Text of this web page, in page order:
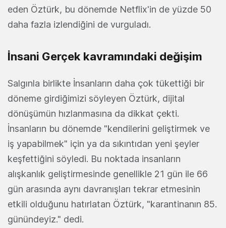
eden Öztürk, bu dönemde Netflix'in de yüzde 50
daha fazla izlendiğini de vurguladı.
İnsani Gerçek kavramındaki değişim
Salgınla birlikte İnsanların daha çok tükettiği bir
döneme girdiğimizi söyleyen Öztürk, dijital
dönüşümün hızlanmasına da dikkat çekti.
İnsanların bu dönemde "kendilerini geliştirmek ve
iş yapabilmek" için ya da sıkıntıdan yeni şeyler
keşfettiğini söyledi. Bu noktada insanların
alışkanlık geliştirmesinde genellikle 21 gün ile 66
gün arasında aynı davranışları tekrar etmesinin
etkili olduğunu hatırlatan Öztürk, "karantinanın 85.
günündeyiz." dedi.